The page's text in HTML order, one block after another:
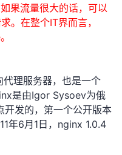
果流量很大的话，可以
。在整个IT界而言，
理服务器，也是一个
是由Igor Sysoev为俄
开发的，第一个公开版本
年6月1日，nginx 1.0.4